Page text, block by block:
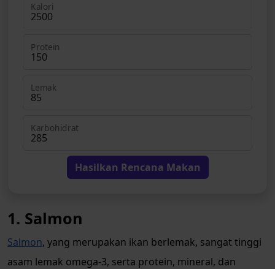
Kalori
Protein
Lemak
Karbohidrat
Hasilkan Rencana Makan
1. Salmon
Salmon, yang merupakan ikan berlemak, sangat tinggi
asam lemak omega-3, serta protein, mineral, dan